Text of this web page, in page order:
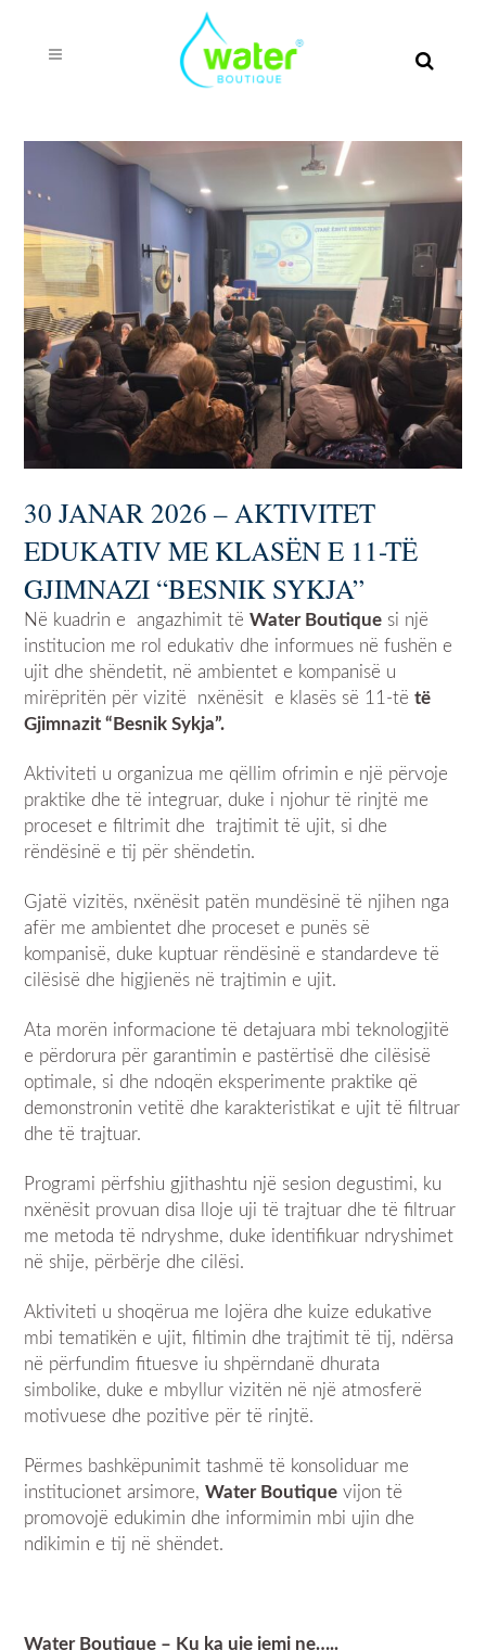
30 JANAR 2026 – AKTIVITET
EDUKATIV ME KLASËN E 11-TË
GJIMNAZI “BESNIK SYKJA”
Në kuadrin e angazhimit tëWater Boutique si një
institucion me rol edukativ dhe informues në fushën e
ujit dhe shëndetit, në ambientet e kompanisë u
mirëpritën për vizitë nxënësit e klasës së 11-tëtë
Gjimnazit “Besnik Sykja”.
Aktiviteti u organizua me qëllim ofrimin e një përvoje
praktike dhe të integruar, duke i njohur të rinjtë me
proceset e filtrimit dhe trajtimit të ujit, si dhe
rëndësinë e tij për shëndetin.
Gjatë vizitës, nxënësit patën mundësinë të njihen nga
afër me ambientet dhe proceset e punës së
kompanisë, duke kuptuar rëndësinë e standardeve të
cilësisë dhe higjienës në trajtimin e ujit.
Ata morën informacione të detajuara mbi teknologjitë
e përdorura për garantimin e pastërtisë dhe cilësisë
optimale, si dhe ndoqën eksperimente praktike që
demonstronin vetitë dhe karakteristikat e ujit të filtruar
dhe të trajtuar.
Programi përfshiu gjithashtu një sesion degustimi, ku
nxënësit provuan disa lloje uji të trajtuar dhe të filtruar
me metoda të ndryshme, duke identifikuar ndryshimet
në shije, përbërje dhe cilësi.
Aktiviteti u shoqërua me lojëra dhe kuize edukative
mbi tematikën e ujit, filtimin dhe trajtimit të tij, ndërsa
në përfundim fituesve iu shpërndanë dhurata
simbolike, duke e mbyllur vizitën në një atmosferë
motivuese dhe pozitive për të rinjtë.
Përmes bashkëpunimit tashmë të konsoliduar me
institucionet arsimore,Water Boutique vijon të
promovojë edukimin dhe informimin mbi ujin dhe
ndikimin e tij në shëndet.
Water Boutique – Ku ka uje jemi ne…..